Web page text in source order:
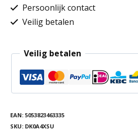
Persoonlijk contact
Veilig betalen
Veilig betalen
EAN: 5053823463335
SKU: DK0A4XSU